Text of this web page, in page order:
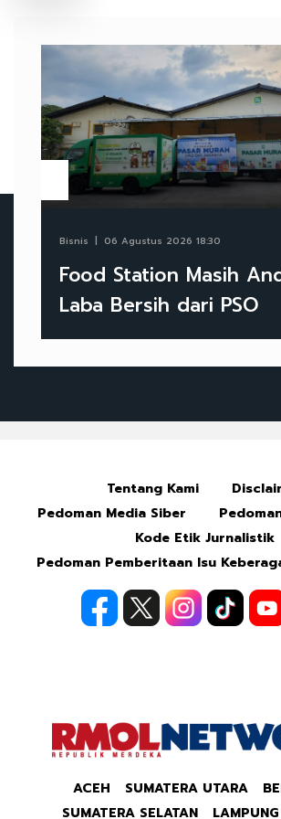
Bisnis 06 Agustus 2026 18:30
Food Station Masih
Laba Bersih dari PSO
Tentang Kami
Pedoman Media Siber
Kode Etik Jurnalistik
Pedoman Pemberitaan Isu
ACEH SUMATERA UTARA
SUMATERA SELATAN
LAMPUNG